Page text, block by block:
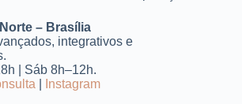
– Brasília
integrativos e
| Sáb 8h–12h.
Instagram